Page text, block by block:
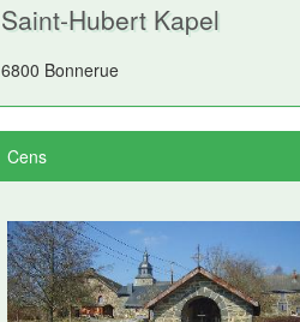
Saint-Hubert Kapel
6800 Bonnerue
Cens